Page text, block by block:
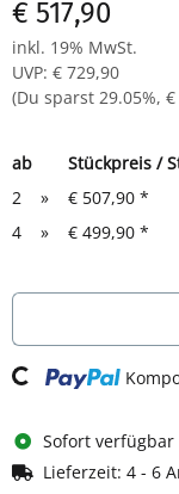
Komplett montiert
€ 517,90
inkl. 19% MwSt.
UVP: € 729,90
(Du sparst 29.05%, €
ab
Stückpreis /
2
» € 507,90 *
4
» € 499,90 *
Loading...
Sofort verfügbar
Lieferzeit: 4 - 6